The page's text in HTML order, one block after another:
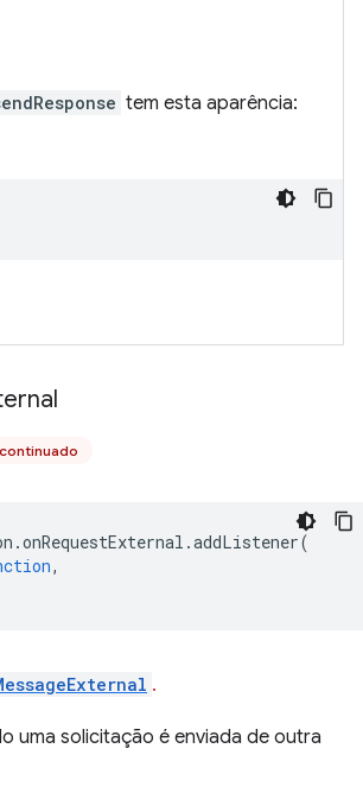
tem esta aparência:
.onRequestExternal .addListener(
,
.
uma solicitação é enviada de outra